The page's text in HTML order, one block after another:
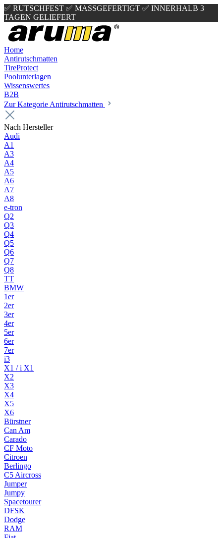
✅ RUTSCHFEST ✅ MASSGEFERTIGT ✅ INNERHALB 3
TAGEN GELIEFERT
Home
Antirutschmatten
TireProtect
Poolunterlagen
Wissenswertes
B2B
Zur Kategorie Antirutschmatten
Nach Hersteller
Audi
A1
A3
A4
A5
A6
A7
A8
e-tron
Q2
Q3
Q4
Q5
Q6
Q7
Q8
TT
BMW
1er
2er
3er
4er
5er
6er
7er
i3
X1 / i X1
X2
X3
X4
X5
X6
Bürstner
Can Am
Carado
CF Moto
Citroen
Berlingo
C5 Aircross
Jumper
Jumpy
Spacetourer
DFSK
Dodge
RAM